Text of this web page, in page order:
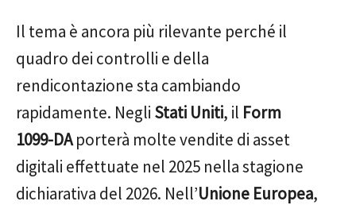
Il tema è ancora più rilevante perché il
quadro dei controlli e della
rendicontazione sta cambiando
rapidamente. Negli Stati Uniti, il Form
1099-DAporterà molte vendite di asset
digitali effettuate nel 2025 nella stagione
dichiarativa del 2026. Nell’Unione Europea,